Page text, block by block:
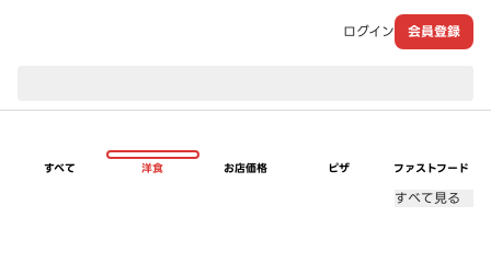
ログイン 会員登録
すべて 洋食 お店価格 ピザ ファストフード
すべて見る